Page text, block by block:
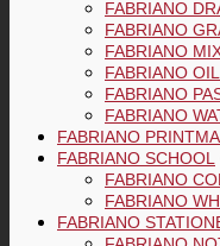
FABRIANO
FABRIANO
FABRIANO
FABRIANO
FABRIANO
FABRIANO
FABRIANO
FABRIANO SCHOOL
FABRIANO
FABRIANO
FABRIANO